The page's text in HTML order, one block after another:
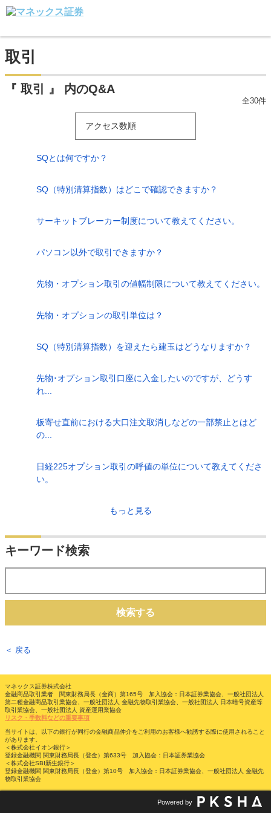
取引
『 取引 』 内のQ&A
全30件
アクセス数順
SQとは何ですか？
SQ（特別清算指数）はどこで確認できますか？
サーキットブレーカー制度について教えてください。
パソコン以外で取引できますか？
先物・オプション取引の値幅制限について教えてください。
先物・オプションの取引単位は？
SQ（特別清算指数）を迎えたら建玉はどうなりますか？
先物･オプション取引口座に入金したいのですが、どうす
れ...
板寄せ直前における大口注文取消しなどの一部禁止とはど
の...
日経225オプション取引の呼値の単位について教えてくださ
い。
もっと見る
キーワード検索
検索する
＜ 戻る
マネックス証券株式会社
金融商品取引業者 関東財務局長（金商）第165号 加入協会：日本証券業協会、一般社団法人
第二種金融商品取引業協会、一般社団法人 金融先物取引業協会、一般社団法人 日本暗号資産等
取引業協会、一般社団法人 資産運用業協会
リスク・手数料などの重要事項
当サイトは、以下の銀行が同行の金融商品仲介をご利用のお客様へ勧誘する際に使用されること
があります。
＜株式会社イオン銀行＞
登録金融機関 関東財務局長（登金）第633号 加入協会：日本証券業協会
＜株式会社SBI新生銀行＞
登録金融機関 関東財務局長（登金）第10号 加入協会：日本証券業協会、一般社団法人 金融先
物取引業協会
Powered by